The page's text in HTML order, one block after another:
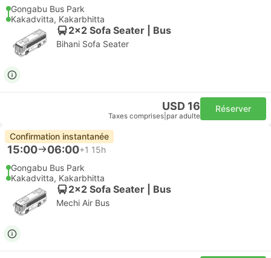
Gongabu Bus Park
Kakadvitta, Kakarbhitta
2x2 Sofa Seater | Bus
Bihani Sofa Seater
USD 16
Taxes comprises par adulte
Réserver
Confirmation instantanée
15:00 06:00+1 15h
Gongabu Bus Park
Kakadvitta, Kakarbhitta
2x2 Sofa Seater | Bus
Mechi Air Bus